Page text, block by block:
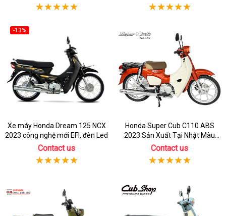
-13%
Xe máy Honda Dream 125 NCX
2023 công nghệ mới EFI, đèn Led
Contact us
Honda Super Cub C110 ABS
2023 Sản Xuất Tại Nhật Màu
Cam
Contact us